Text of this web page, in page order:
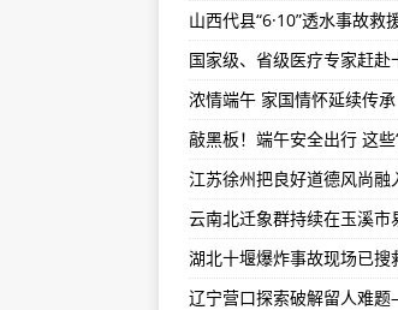
沿着高速看
重磅！又一
崔顺实要求
阿根廷终于
F-22隐形战
海军第37、
雷电+短时
温州一境外
国家级、省级医疗专家赶赴
浓情端午 家国情怀延续传承
敲黑板！端午安全出行 这些
湖北十堰爆炸事故现场已搜
辽宁营口探索破解留人难